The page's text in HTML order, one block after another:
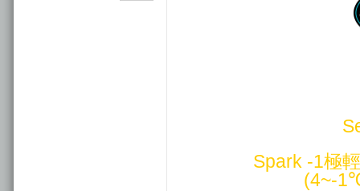
Spark -1極
(4~-